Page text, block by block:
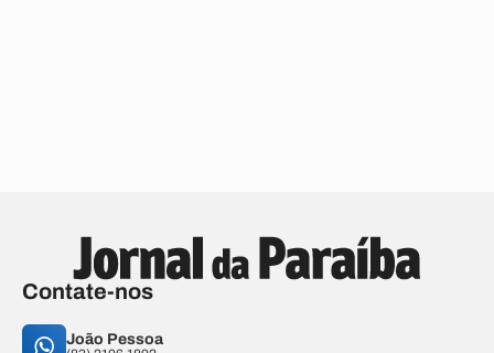
Contate-nos
João Pessoa